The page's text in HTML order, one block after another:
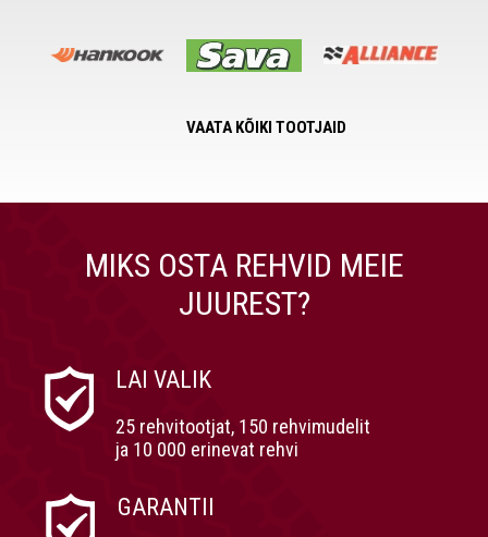
VAATA KÕIKI TOOTJAID
MIKS OSTA REHVID MEIE
JUUREST?
LAI VALIK
25 rehvitootjat, 150 rehvimudelit
ja 10 000 erinevat rehvi
GARANTII